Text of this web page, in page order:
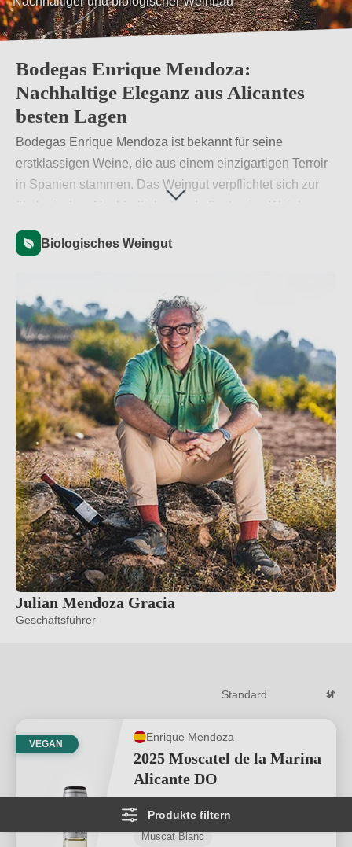
Bodegas Enrique Mendoza:
Nachhaltige Eleganz aus Alicantes
besten Lagen
Bodegas Enrique Mendoza ist bekannt für seine
erstklassigen Weine, die aus einem einzigartigen Terroir
in Spanien stammen. Das Weingut verpflichtet sich zur
ökologischen Nachhaltigkeit und pflegt seine Weinberge
Weiterlesen→
Biologisches Weingut
Julian Mendoza Gracia
Geschäftsführer
Produkte filtern
VEGAN
Enrique Mendoza
2025 Moscatel de la Marina
Alicante DO
Alicante D.O.
Muscat Blanc